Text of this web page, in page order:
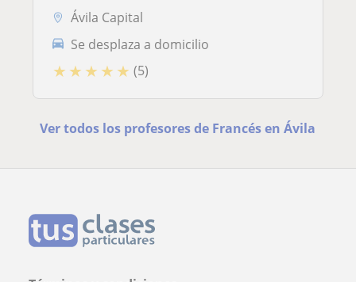
Ávila Capital
Se desplaza a domicilio
★ ★ ★ ★ ★ (5)
Ver todos los profesores de Francés en Ávila